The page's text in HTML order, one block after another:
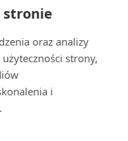
stronie
oraz analizy
strony,
i